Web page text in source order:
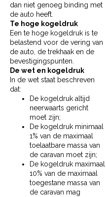
dan niet genoeg binding met
de auto heeft.
Te hoge kogeldruk
Een te hoge kogeldruk is te
belastend voor de vering van
de auto, de trekhaak en de
bevestigingspunten.
De wet en kogeldruk
In de wet staat beschreven
dat:
De kogeldruk altijd
neerwaarts gericht
moet zijn;
De kogeldruk minimaal
1% van de maximaal
toelaatbare massa van
de caravan moet zijn;
De kogeldruk maximaal
10% van de maximaal
toegestane massa van
de caravan mag